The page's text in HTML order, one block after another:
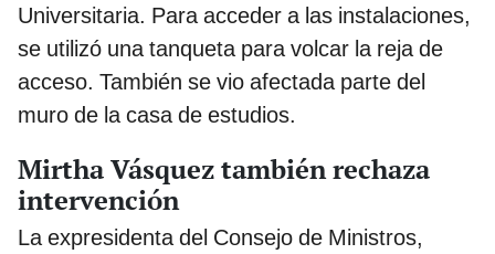
Universitaria. Para acceder a las instalaciones,
se utilizó una tanqueta para volcar la reja de
acceso. También se vio afectada parte del
muro de la casa de estudios.
Mirtha Vásquez también rechaza
intervención
La expresidenta del Consejo de Ministros,